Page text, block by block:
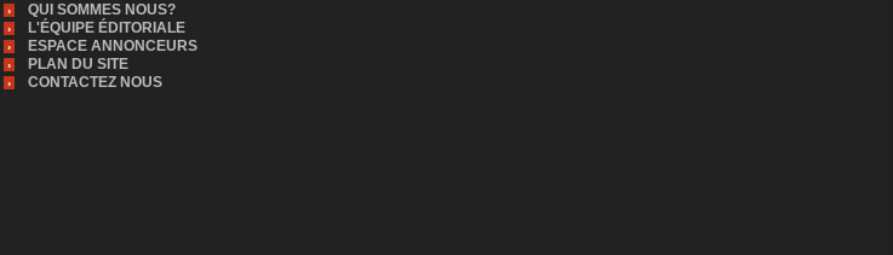
QUI SOMMES NOUS?
L'ÉQUIPE ÉDITORIALE
ESPACE ANNONCEURS
PLAN DU SITE
CONTACTEZ NOUS